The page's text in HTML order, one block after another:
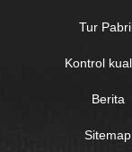
Tur
Kontrol
Berita
Sitemap